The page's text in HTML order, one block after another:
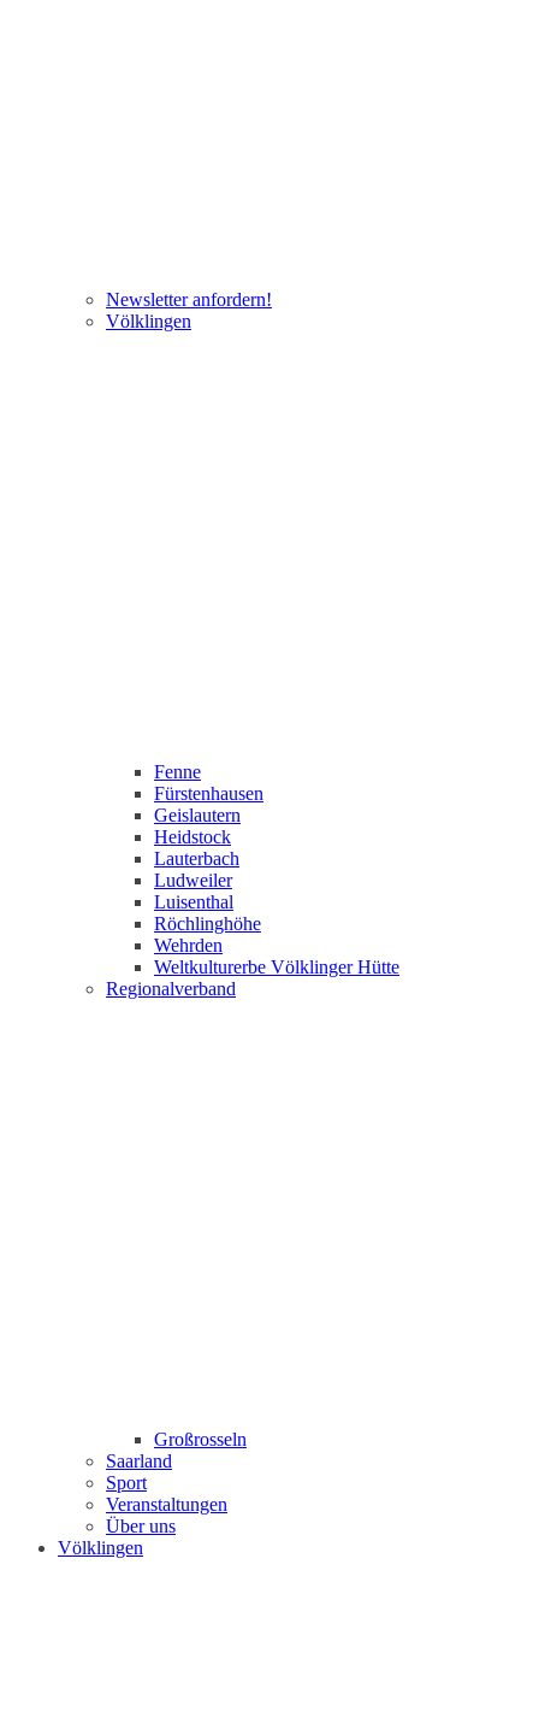
Newsletter anfordern!
Völklingen
Fenne
Fürstenhausen
Geislautern
Heidstock
Lauterbach
Ludweiler
Luisenthal
Röchlinghöhe
Wehrden
Weltkulturerbe Völklinger Hütte
Regionalverband
Großrosseln
Saarland
Sport
Veranstaltungen
Über uns
Völklingen